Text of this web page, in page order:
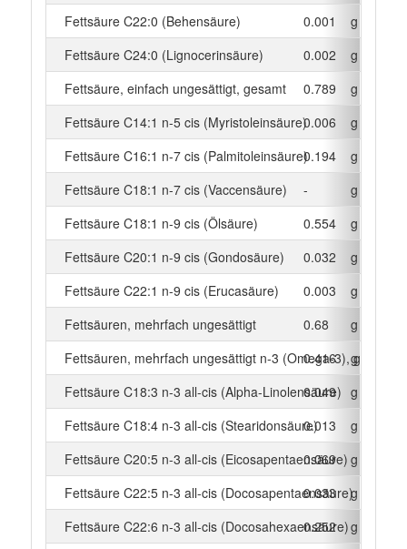
Fettsäure C22:0 (Behensäure)
0.001
g
Fettsäure C24:0 (Lignocerinsäure)
0.002
g
Fettsäure, einfach ungesättigt, gesamt
0.789
g
Fettsäure C14:1 n-5 cis (Myristoleinsäure)0.006
g
Fettsäure C16:1 n-7 cis (Palmitoleinsäure)0.194
g
Fettsäure C18:1 n-7 cis (Vaccensäure)
-
g
Fettsäure C18:1 n-9 cis (Ölsäure)
0.554
g
Fettsäure C20:1 n-9 cis (Gondosäure)
0.032
g
Fettsäure C22:1 n-9 cis (Erucasäure)
0.003
g
Fettsäuren, mehrfach ungesättigt
0.68
g
Fettsäuren, mehrfach ungesättigt n-3 (Omega-3), gesamt
0.416
g
Fettsäure C18:3 n-3 all-cis (Alpha-Linolensäure)
0.049
g
Fettsäure C18:4 n-3 all-cis (Stearidonsäure)0.013
g
Fettsäure C20:5 n-3 all-cis (Eicosapentaensäure)
0.069
g
Fettsäure C22:5 n-3 all-cis (Docosapentaensäure)
0.033
g
Fettsäure C22:6 n-3 all-cis (Docosahexaensäure)
0.252
g